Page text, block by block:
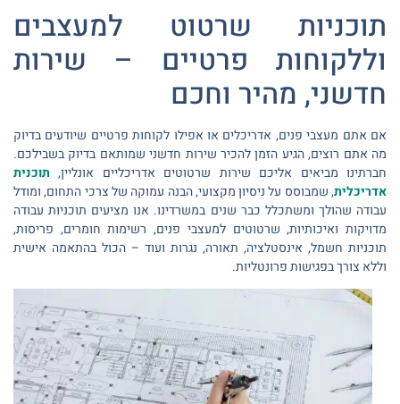
תוכניות שרטוט למעצבים
וללקוחות פרטיים – שירות
חדשני, מהיר וחכם
אם אתם מעצבי פנים, אדריכלים או אפילו לקוחות פרטיים שיודעים בדיוק
מה אתם רוצים, הגיע הזמן להכיר שירות חדשני שמותאם בדיוק בשבילכם.
חברתינו מביאים אליכם שירות שרטוטים אדריכליים אונליין, תוכנית
אדריכלית, שמבוסס על ניסיון מקצועי, הבנה עמוקה של צרכי התחום, ומודל
עבודה שהולך ומשתכלל כבר שנים במשרדינו. אנו מציעים תוכניות עבודה
מדויקות ואיכותיות, שרטוטים למעצבי פנים, רשימות חומרים, פריסות,
תוכניות חשמל, אינסטלציה, תאורה, נגרות ועוד – הכול בהתאמה אישית
וללא צורך בפגישות פרונטליות.